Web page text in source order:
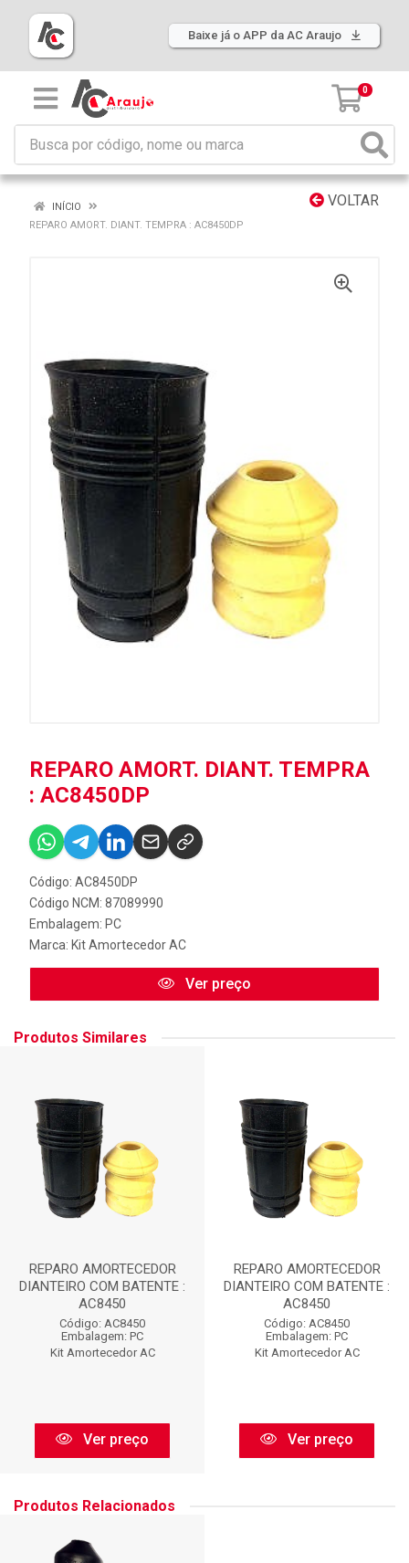
Baixe já o APP da AC Araujo
0
VOLTAR
INÍCIO
REPARO AMORT. DIANT. TEMPRA : AC8450DP
REPARO AMORT. DIANT. TEMPRA
: AC8450DP
Código: AC8450DP
Código NCM: 87089990
Embalagem: PC
Marca: Kit Amortecedor AC
Ver preço
Produtos Similares
REPARO AMORTECEDOR
DIANTEIRO COM BATENTE :
AC8450
Código: AC8450
Embalagem: PC
Kit Amortecedor AC
Ver preço
REPARO AMORTECEDOR
DIANTEIRO COM BATENTE :
AC8450
Código: AC8450
Embalagem: PC
Kit Amortecedor AC
Ver preço
Produtos Relacionados